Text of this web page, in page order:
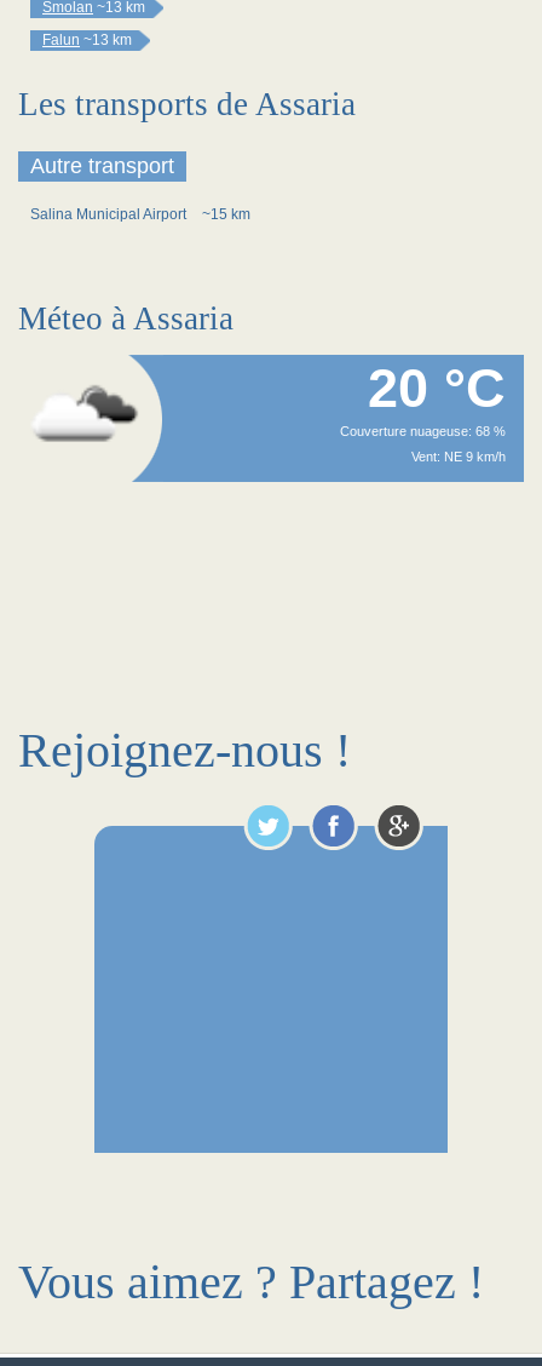
Smolan ~13 km
Falun ~13 km
Les transports de Assaria
Autre transport
Salina Municipal Airport ~15 km
Méteo à Assaria
20 °C
Couverture nuageuse: 68 %
Vent: NE 9 km/h
Rejoignez-nous !
Vous aimez ? Partagez !